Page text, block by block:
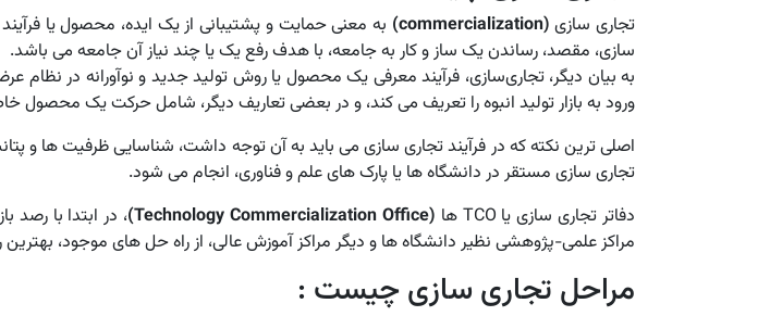
تجاری سازی (commercialization)
به معنی حمایت و پشتیبانی از یک ایده، محصول یا
سازی، مقصد، رساندن یک ساز و کار به جامعه، با هدف رفع یک یا چند نیاز آن جامعه می باشد.
به بیان دیگر، تجاری‌سازی، فرآیند معرفی یک محصول یا روش تولید جدید و نوآورانه در
ورود به بازار تولید انبوه را تعریف می کند، و در بعضی تعاریف دیگر، شامل حرکت یک محصول
اصلی ترین نکته که در فرآیند تجاری سازی می باید به آن توجه داشت، شناسایی ظرفیت ها
تجاری سازی مستقر در دانشگاه ها یا پارک های علم و فناوری، انجام می شود.
دفاتر تجاری سازی یا TCO ها
(Technology Commercialization Office)
، در ابتدا با
مراکز علمی-پژوهشی نظیر دانشگاه ها و دیگر مراکز آموزش عالی، از راه حل های موجود، بهترین
مراحل تجاری سازی چیست :